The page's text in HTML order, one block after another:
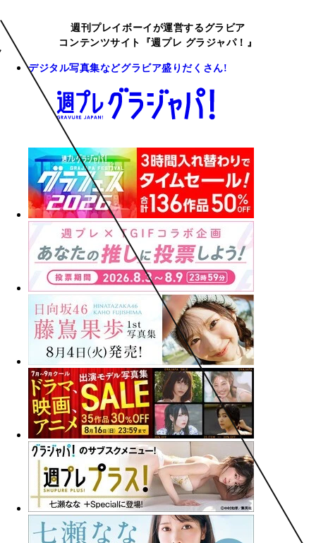
週刊プレイボーイが運営するグラビア
コンテンツサイト『週プレ グラジャパ！』
デジタル写真集などグラビア盛りだくさん!